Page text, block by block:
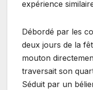
expérience
Débordé par les
deux jours de la
mouton
traversait son
Séduit par un